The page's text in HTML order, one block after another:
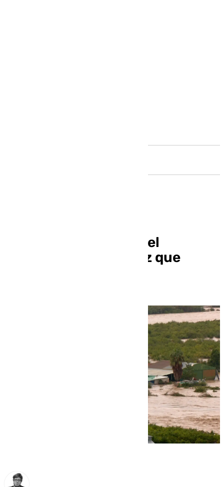
El quejío constante del
Guadalhorce cada vez que